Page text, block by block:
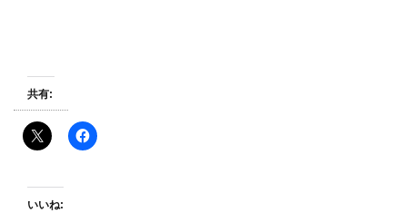
共有:
いいね: